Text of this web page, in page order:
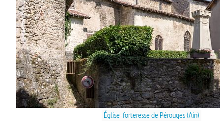
Église-forteresse de Pérouges (Ain)